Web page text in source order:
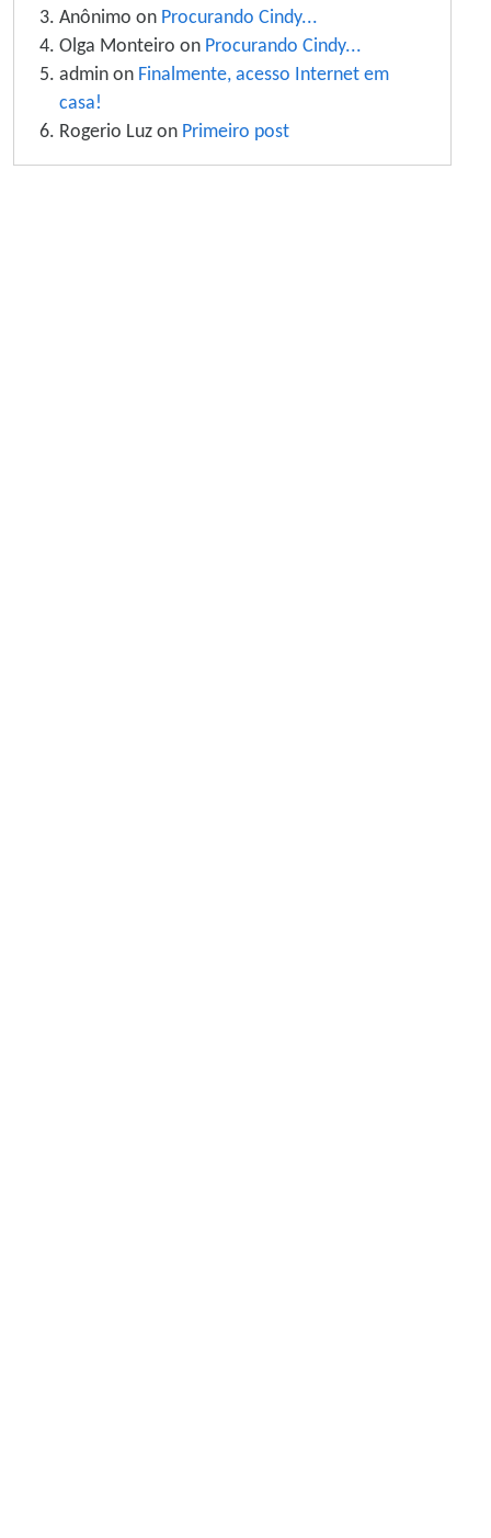
Anônimo on Procurando Cindy...
Olga Monteiro on Procurando Cindy...
admin on Finalmente, acesso Internet em
casa!
Rogerio Luz on Primeiro post